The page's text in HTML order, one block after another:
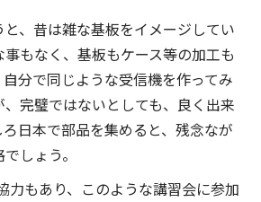
、昔は雑な基板をイメージしてい
もなく、基板もケース等の加工も
分で同じような受信機を作ってみ
完璧ではないとしても、良く出来
日本で部品を集めると、残念なが
しょう。
力もあり、このような講習会に参加